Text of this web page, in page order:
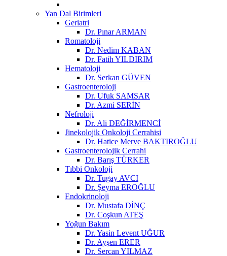
Yan Dal Birimleri
Geriatri
Dr. Pınar ARMAN
Romatoloji
Dr. Nedim KABAN
Dr. Fatih YILDIRIM
Hematoloji
Dr. Serkan GÜVEN
Gastroenteroloji
Dr. Ufuk SAMSAR
Dr. Azmi SERİN
Nefroloji
Dr. Ali DEĞİRMENCİ
Jinekolojik Onkoloji Cerrahisi
Dr. Hatice Merve BAKTIROĞLU
Gastroenterolojik Cerrahi
Dr. Barış TÜRKER
Tıbbi Onkoloji
Dr. Tugay AVCI
Dr. Şeyma EROĞLU
Endokrinoloji
Dr. Mustafa DİNÇ
Dr. Coşkun ATEŞ
Yoğun Bakım
Dr. Yasin Levent UĞUR
Dr. Ayşen ERER
Dr. Sercan YILMAZ